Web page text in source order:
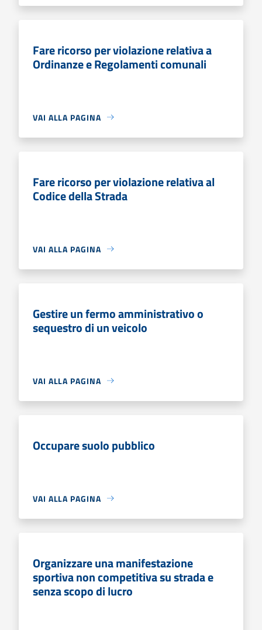
Fare ricorso per violazione relativa a
Ordinanze e Regolamenti comunali
VAI ALLA PAGINA
Fare ricorso per violazione relativa al
Codice della Strada
VAI ALLA PAGINA
Gestire un fermo amministrativo o
sequestro di un veicolo
VAI ALLA PAGINA
Occupare suolo pubblico
VAI ALLA PAGINA
Organizzare una manifestazione
sportiva non competitiva su strada e
senza scopo di lucro